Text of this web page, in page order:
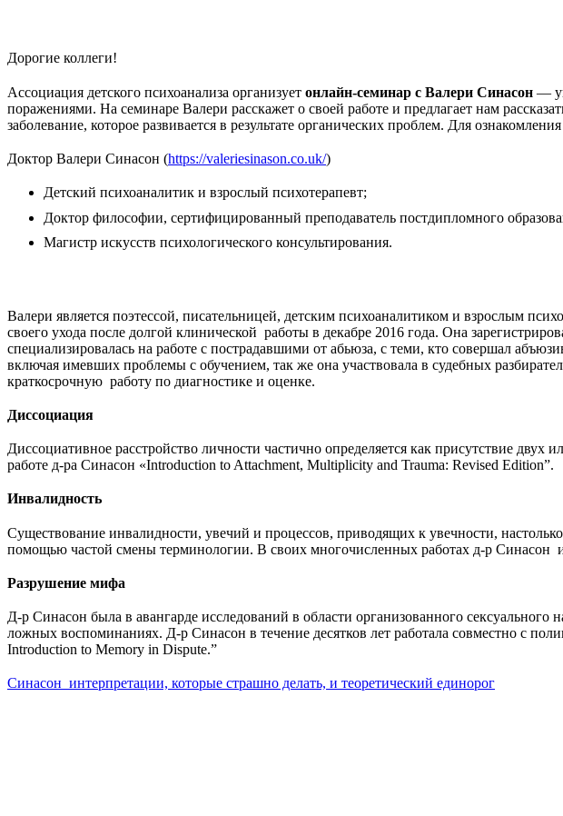
Дорогие коллеги!
Ассоциация детского психоанализа организует онлайн-семинар с Валери Синасон —
поражениями. На семинаре Валери расскажет о своей работе и предлагает нам
заболевание, которое развивается в результате органических проблем. Для
Доктор Валери Синасон (https://valeriesinason.co.uk/)
Детский психоаналитик и взрослый психотерапевт;
Доктор философии, сертифицированный преподаватель постдипломного
Магистр искусств психологического консультирования.
Валери является поэтессой, писательницей, детским психоаналитиком и взрослым
своего ухода после долгой клинической работы в декабре 2016 года. Она
специализировалась на работе с пострадавшими от абьюза, с теми, кто совершал
включая имевших проблемы с обучением, так же она участвовала в судебных
краткосрочную работу по диагностике и оценке.
Диссоциация
Диссоциативное расстройство личности частично определяется как присутствие
работе д-ра Синасон «Introduction to Attachment, Multiplicity and Trauma: Revised Edition”.
Инвалидность
Существование инвалидности, увечий и процессов, приводящих к увечности,
помощью частой смены терминологии. В своих многочисленных работах д-р Синасон
Разрушение мифа
Д-р Синасон была в авангарде исследований в области организованного сексуального
ложных воспоминаниях. Д-р Синасон в течение десятков лет работала совместно с
Introduction to Memory in Dispute.”
Синасон_интерпретации, которые страшно делать, и теоретический единорог